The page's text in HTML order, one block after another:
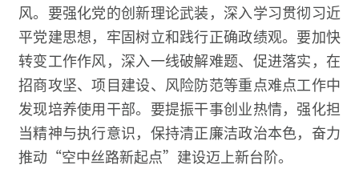
风。要强化党的创新理论武装，深入学习贯彻习近
平党建思想，牢固树立和践行正确政绩观。要加快
转变工作作风，深入一线破解难题、促进落实，在
招商攻坚、项目建设、风险防范等重点难点工作中
发现培养使用干部。要提振干事创业热情，强化担
当精神与执行意识，保持清正廉洁政治本色，奋力
推动“空中丝路新起点”建设迈上新台阶。